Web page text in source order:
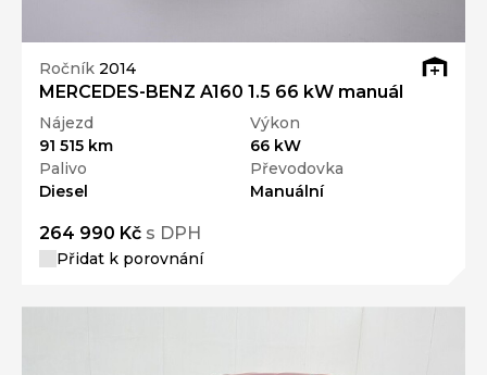
Ročník 2014
MERCEDES-BENZ A160 1.5 66 kW manuál
Nájezd
91 515 km
Výkon
66 kW
Palivo
Diesel
Převodovka
Manuální
264 990 Kč s DPH
Přidat k porovnání